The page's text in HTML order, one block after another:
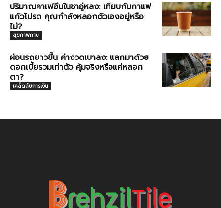
ปริมาณคาเฟอีนในชาอู่หลง: เทียบกับกาแฟ
แก้วโปรด คุณกำลังหลอกตัวเองอยู่หรือ
ไม่?
สุขภาพกาย
ผ่อนรถยาวขึ้น ค่างวดเบาลง: แลกมาด้วย
ดอกเบี้ยรวมเท่าตัว คุ้มจริงหรือแค่หลอก
ตา?
เคล็ดลับการเงิน